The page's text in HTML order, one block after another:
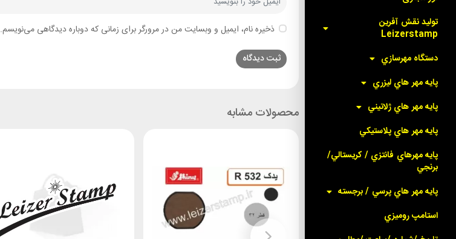
توليد نقش آفرين
Leizerstamp
دستگاه مهرسازي
پايه مهر هاي ليزري
پايه مهر هاي ژلاتيني
پايه مهر هاي پلاستيکي
پايه مهرهاي فانتزي / کريستالي/
برنجي
پايه مهر هاي پرسي / برجسته
استامپ روميزي
ذخیره نام، ایمیل و وبسایت من در مرورگر برای زمانی که دوباره دیدگاهی می‌نویسم.
محصولات مشابه